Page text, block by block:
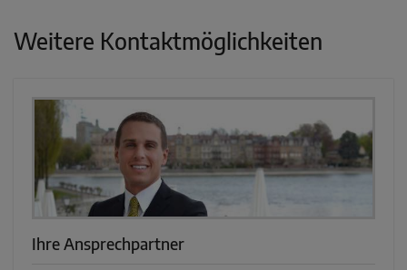
Weitere Kontaktmöglichkeiten
Ihre Ansprechpartner